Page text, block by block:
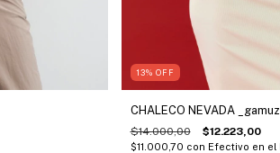
13% OFF
CHALECO NEVADA
$14.000,00 $12.223,00
$11.000,70 con Efectivo en el